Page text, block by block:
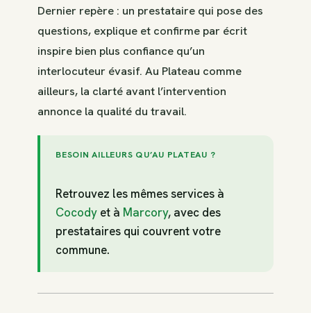
Dernier repère : un prestataire qui pose des
questions, explique et confirme par écrit
inspire bien plus confiance qu’un
interlocuteur évasif. Au Plateau comme
ailleurs, la clarté avant l’intervention
annonce la qualité du travail.
BESOIN AILLEURS QU’AU PLATEAU ?
Retrouvez les mêmes services à
Cocody et à Marcory, avec des
prestataires qui couvrent votre
commune.